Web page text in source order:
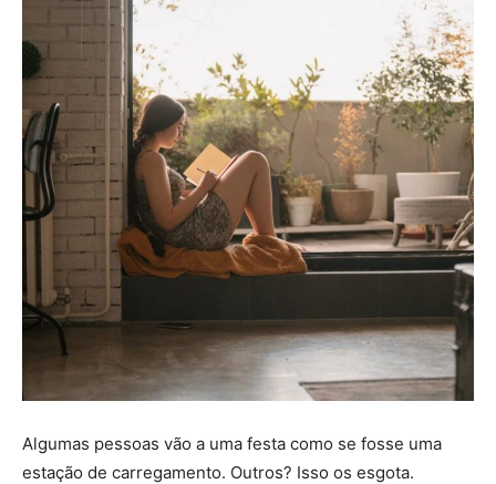
Algumas pessoas vão a uma festa como se fosse uma
estação de carregamento. Outros? Isso os esgota.